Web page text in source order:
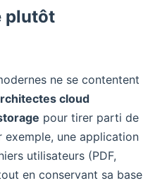
plutôt
ne se contentent
cloud
pour tirer parti de
exemple, une application
utilisateurs (PDF,
en conservant sa base